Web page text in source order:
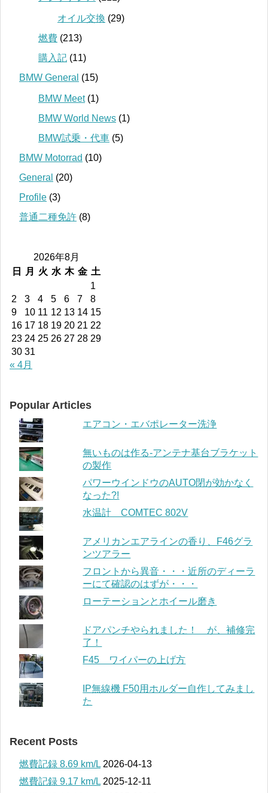
オイル交換 (29)
燃費 (213)
購入記 (11)
BMW General (15)
BMW Meet(1)
BMW World News (1)
BMW試乗・代車 (5)
BMW Motorrad (10)
General (20)
Profile (3)
普通二種免許 (8)
2026年8月
日
月 火 水 木 金 土
1
2
3 4 5 6 7
8
9
10 11 12 13 14 15
16 17 18 19 20 21 22
23 24 25 26 27 28 29
30 31
« 4月
Popular Articles
エアコン・エバポレーター洗浄
無いものは作る-アンテナ基台ブラケット
の製作
パワーウインドウのAUTO閉が効かなく
なった?!
水温計 COMTEC 802V
アメリカンエアラインの香り、F46グラ
ンツアラー
フロントから異音・・・近所のディーラ
ーにて確認のはずが・・・
ローテーションとホイール磨き
ドアパンチやられました！ が、補修完
了！
F45 ワイパーの上げ方
IP無線機 F50用ホルダー自作してみまし
た
Recent Posts
燃費記録 8.69 km/L 2026-04-13
燃費記録 9.17 km/L 2025-12-11